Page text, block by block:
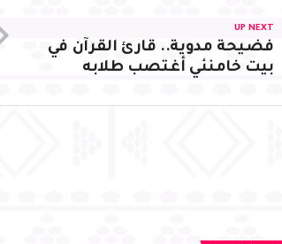
UP NEXT
فضيحة مدوية.. قارئ القرآن في
بيت خامنئي أغتصب طلابه